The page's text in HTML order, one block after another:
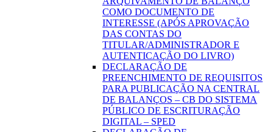
COMO DOCUMENTO DE
INTERESSE (APÓS APROVAÇÃO
DAS CONTAS DO
TITULAR/ADMINISTRADOR E
AUTENTICAÇÃO DO LIVRO)
DECLARAÇÃO DE
PREENCHIMENTO DE REQUISITOS
PARA PUBLICAÇÃO NA CENTRAL
DE BALANÇOS – CB DO SISTEMA
PÚBLICO DE ESCRITURAÇÃO
DIGITAL – SPED